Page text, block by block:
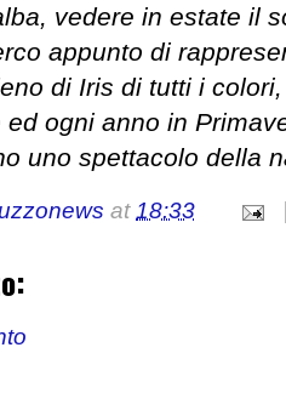
vedere in estate il
appunto di
di Iris di tutti i
ogni anno in
uno spettacolo della
at18:33